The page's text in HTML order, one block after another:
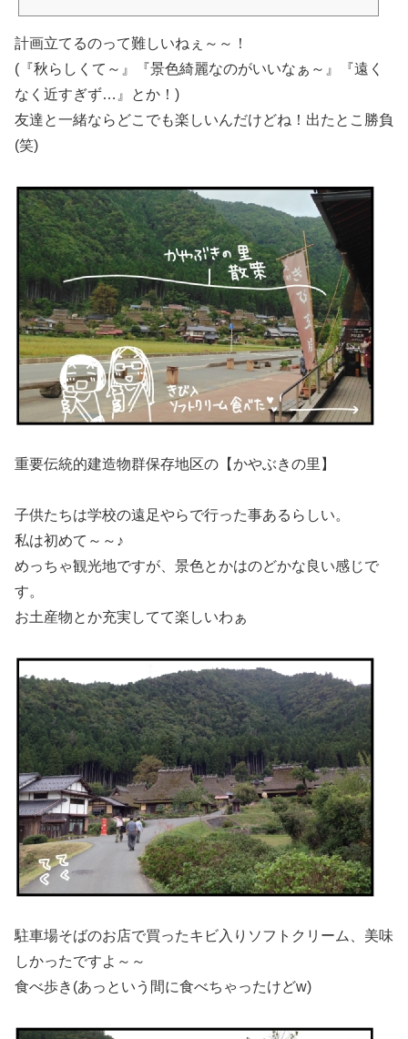
計画立てるのって難しいねぇ～～！
(『秋らしくて～』『景色綺麗なのがいいなぁ～』『遠く
なく近すぎず…』とか！)
友達と一緒ならどこでも楽しいんだけどね！出たとこ勝負
(笑)
重要伝統的建造物群保存地区の【かやぶきの里】
子供たちは学校の遠足やらで行った事あるらしい。
私は初めて～～♪
めっちゃ観光地ですが、景色とかはのどかな良い感じで
す。
お土産物とか充実してて楽しいわぁ
駐車場そばのお店で買ったキビ入りソフトクリーム、美味
しかったですよ～～
食べ歩き(あっという間に食べちゃったけどw)